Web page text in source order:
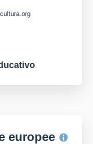
europee